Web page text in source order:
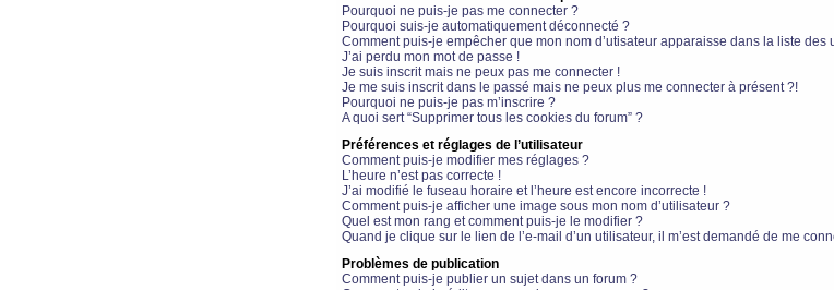
Pourquoi ne puis-je pas me connecter ?
Pourquoi suis-je automatiquement déconnecté ?
Comment puis-je empêcher que mon nom d’utisateur apparaisse dans la liste des
J’ai perdu mon mot de passe !
Je suis inscrit mais ne peux pas me connecter !
Je me suis inscrit dans le passé mais ne peux plus me connecter à présent ?!
Pourquoi ne puis-je pas m’inscrire ?
A quoi sert “Supprimer tous les cookies du forum” ?
Préférences et réglages de l’utilisateur
Comment puis-je modifier mes réglages ?
L’heure n’est pas correcte !
J’ai modifié le fuseau horaire et l’heure est encore incorrecte !
Comment puis-je afficher une image sous mon nom d’utilisateur ?
Quel est mon rang et comment puis-je le modifier ?
Quand je clique sur le lien de l’e-mail d’un utilisateur, il m’est demandé de me
Problèmes de publication
Comment puis-je publier un sujet dans un forum ?